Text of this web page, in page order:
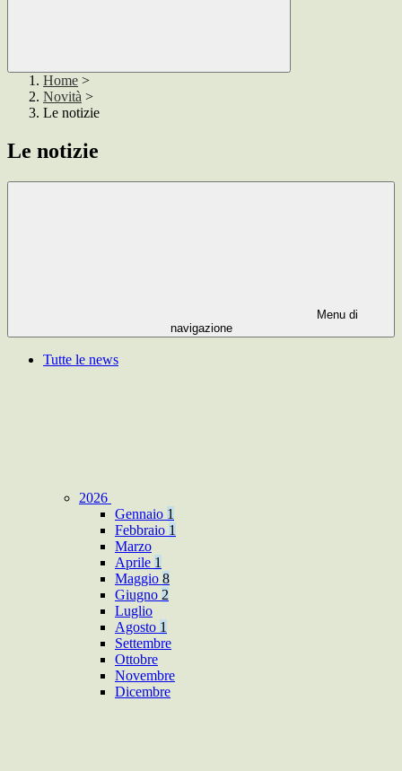
Home >
Novità >
Le notizie
Le notizie
Menu di
navigazione
Tutte le news
2026
Gennaio 1
Febbraio 1
Marzo
Aprile 1
Maggio 8
Giugno 2
Luglio
Agosto 1
Settembre
Ottobre
Novembre
Dicembre